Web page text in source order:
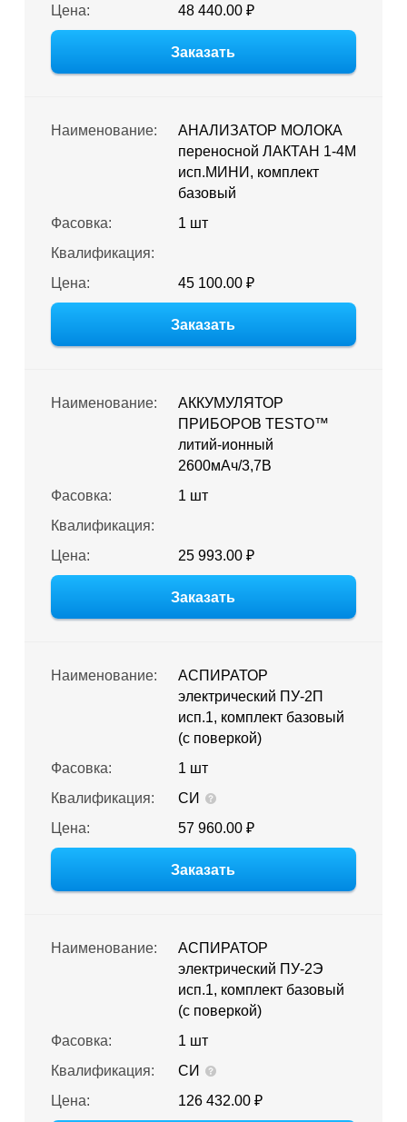
Цена:
48 440.00 ₽
Заказать
Наименование:
АНАЛИЗАТОР МОЛОКА
переносной ЛАКТАН 1-4М
исп.МИНИ, комплект
базовый
Фасовка:
1 шт
Квалификация:
Цена:
45 100.00 ₽
Заказать
Наименование:
АККУМУЛЯТОР
ПРИБОРОВ TESTO™
литий-ионный
2600мАч/3,7В
Фасовка:
1 шт
Квалификация:
Цена:
25 993.00 ₽
Заказать
Наименование:
АСПИРАТОР
электрический ПУ-2П
исп.1, комплект базовый
(с поверкой)
Фасовка:
1 шт
Квалификация:
СИ
Цена:
57 960.00 ₽
Заказать
Наименование:
АСПИРАТОР
электрический ПУ-2Э
исп.1, комплект базовый
(с поверкой)
Фасовка:
1 шт
Квалификация:
СИ
Цена:
126 432.00 ₽